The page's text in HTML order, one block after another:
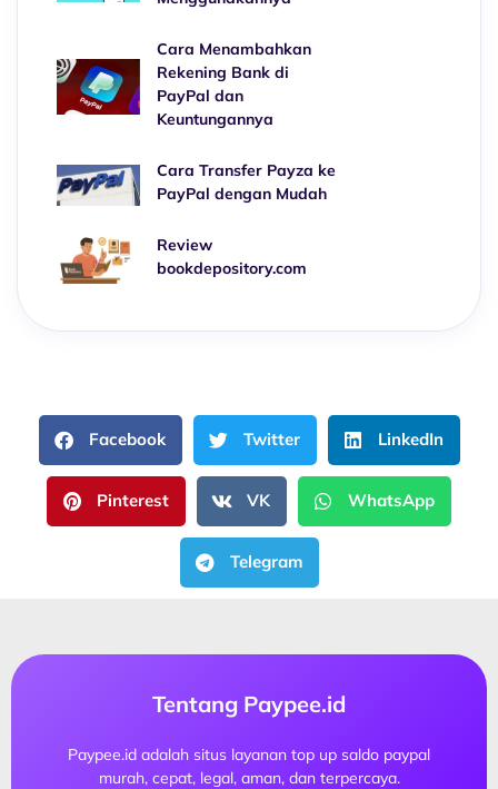
Cara Menambahkan
Rekening Bank di
PayPal dan
Keuntungannya
Cara Transfer Payza ke
PayPal dengan Mudah
Review
bookdepository.com
Facebook Twitter LinkedIn
Pinterest VK WhatsApp
Telegram
Tentang Paypee.id
Paypee.id adalah situs layanan top up saldo paypal
murah, cepat, legal, aman, dan terpercaya.